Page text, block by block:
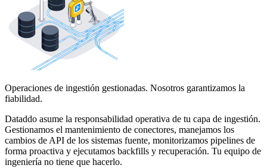
Operaciones de ingestión gestionadas. Nosotros garantizamos la
fiabilidad.
Dataddo asume la responsabilidad operativa de tu capa de ingestión.
Gestionamos el mantenimiento de conectores, manejamos los
cambios de API de los sistemas fuente, monitorizamos pipelines de
forma proactiva y ejecutamos backfills y recuperación. Tu equipo de
ingeniería no tiene que hacerlo.